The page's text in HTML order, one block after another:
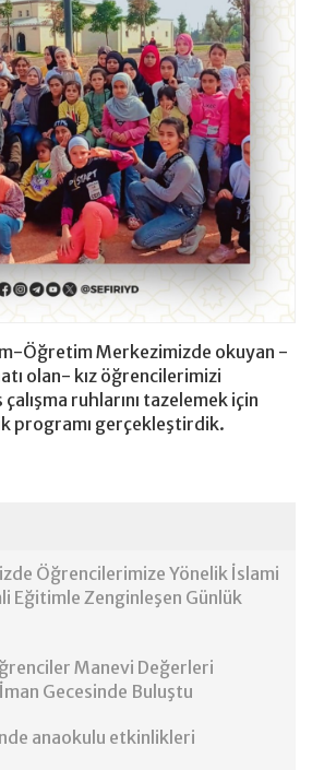
Öğretim Merkezimizde okuyan -
olan- kız öğrencilerimizi
ruhlarını tazelemek için
programı gerçekleştirdik.
Öğrencilerimize Yönelik İslami
Eğitimle Zenginleşen Günlük
Manevi Değerleri
Gecesinde Buluştu
anaokulu etkinlikleri